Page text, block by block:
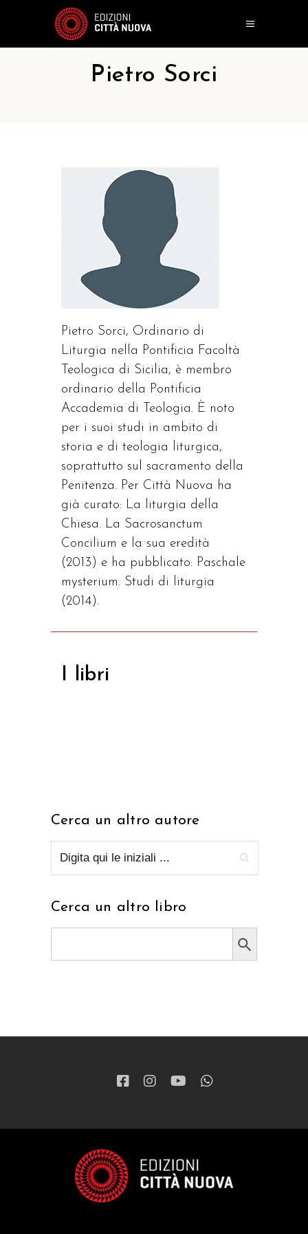
Pietro Sorci
Pietro Sorci, Ordinario di
Liturgia nella Pontificia Facoltà
Teologica di Sicilia, è membro
ordinario della Pontificia
Accademia di Teologia. È noto
per i suoi studi in ambito di
storia e di teologia liturgica,
soprattutto sul sacramento della
Penitenza. Per Città Nuova ha
già curato: La liturgia della
Chiesa. La Sacrosanctum
Concilium e la sua eredità
(2013) e ha pubblicato: Paschale
mysterium. Studi di liturgia
(2014).
I libri
Cerca un altro autore
Cerca un altro libro
Search Button